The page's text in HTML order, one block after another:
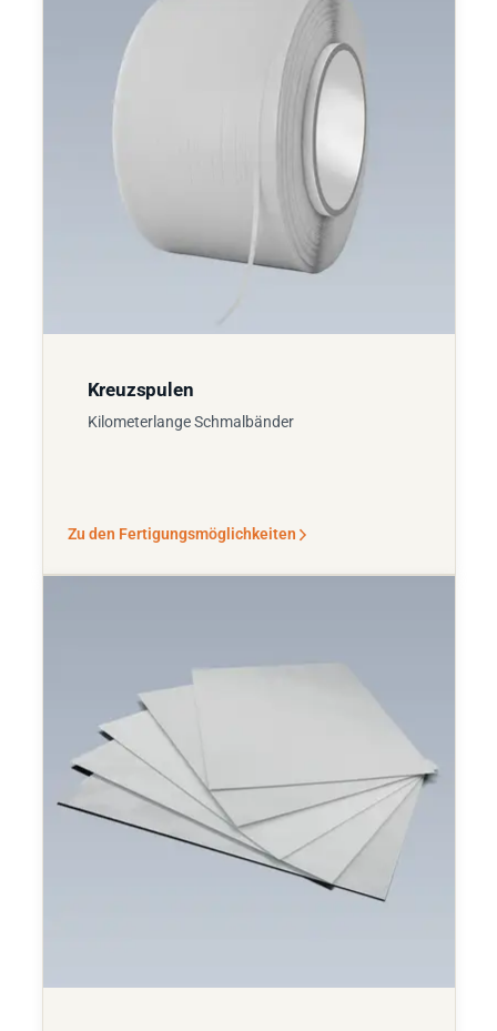
Kreuzspulen
Kilometerlange Schmalbänder
Zu den Fertigungsmöglichkeiten